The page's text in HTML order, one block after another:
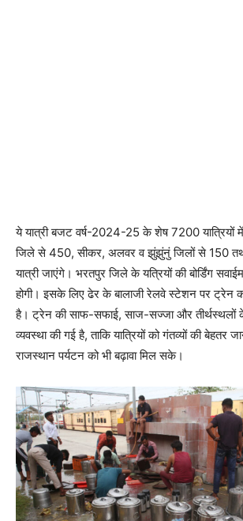
ये यात्री बजट वर्ष-2024-25 के शेष 7200 यात्रियों
जिले से 450, सीकर, अलवर व झुंझुंनुं जिलों से 150
यात्री जाएंगे। भरतपुर जिले के यत्रियों की बोर्डिंग
होगी। इसके लिए ढेर के बालाजी रेलवे स्टेशन पर ट्रेन
है। ट्रेन की साफ-सफाई, साज-सज्जा और तीर्थस्थलों
व्यवस्था की गई है, ताकि यात्रियों को गंतव्यों की बेहतर
राजस्थान पर्यटन को भी बढ़ावा मिल सके।